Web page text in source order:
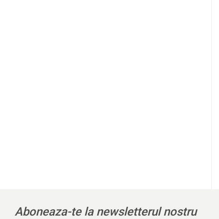
Aboneaza-te la newsletterul nostru